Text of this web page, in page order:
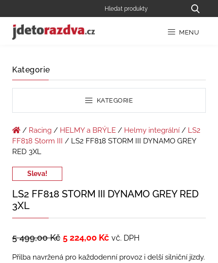
MENU
Kategorie
KATEGORIE
/ Racing / HELMY a BRÝLE / Helmy integrální / LS2
FF818 Storm III
/ LS2 FF818 STORM III DYNAMO GREY
RED 3XL
Sleva!
LS2 FF818 STORM III DYNAMO GREY RED
3XL
5 499,00Kč 5 224,00 Kč vč. DPH
Přilba navržená pro každodenní provoz i delší silniční jízdy.